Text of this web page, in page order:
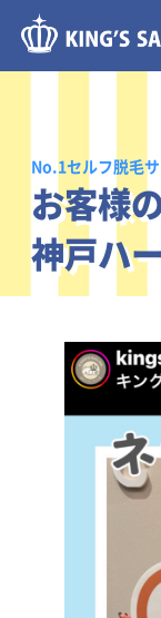
No.1セルフ脱毛
お客様
神戸ハ